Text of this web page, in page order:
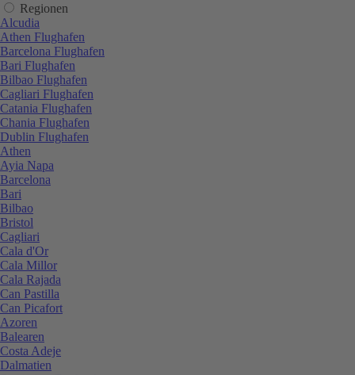
Regionen
Alcudia
Athen Flughafen
Barcelona Flughafen
Bari Flughafen
Bilbao Flughafen
Cagliari Flughafen
Catania Flughafen
Chania Flughafen
Dublin Flughafen
Athen
Ayia Napa
Barcelona
Bari
Bilbao
Bristol
Cagliari
Cala d'Or
Cala Millor
Cala Rajada
Can Pastilla
Can Picafort
Azoren
Balearen
Costa Adeje
Dalmatien